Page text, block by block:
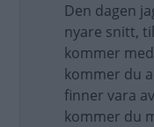
Den dagen
nyare snitt,
kommer
kommer du
finner vara
kommer du